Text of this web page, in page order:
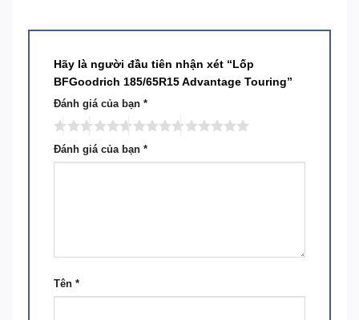
Hãy là người đầu tiên nhận xét “Lốp
BFGoodrich 185/65R15 Advantage Touring”
Đánh giá của bạn *
Đánh giá của bạn *
Tên *